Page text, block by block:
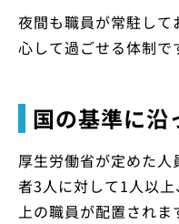
夜間も職員が常駐して
心して過ごせる体制で
国の基準に沿
厚生労働省が定めた
者3人に対して1人以
上の職員が配置され